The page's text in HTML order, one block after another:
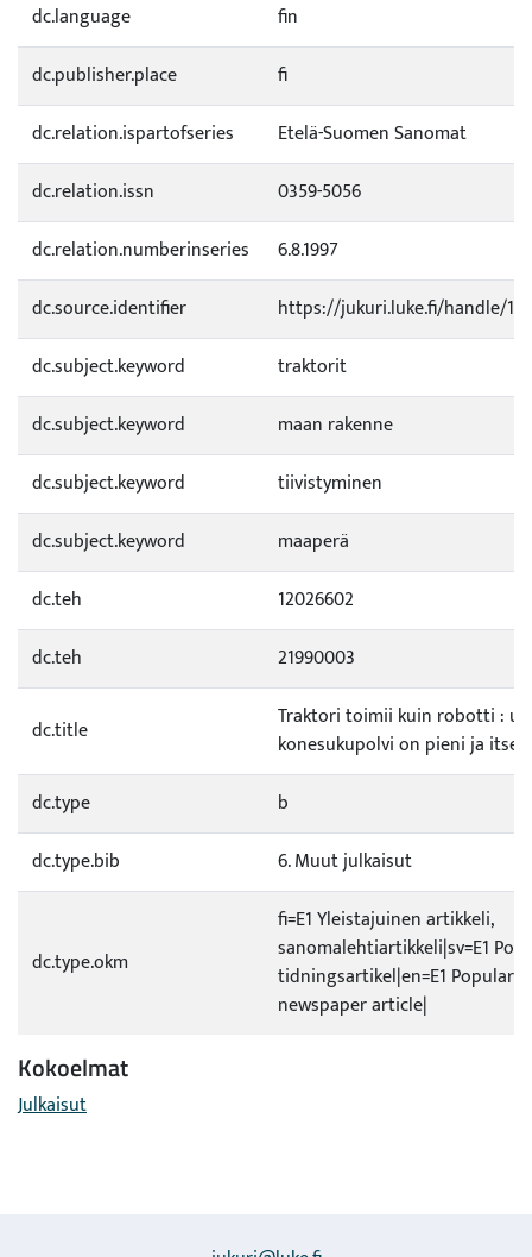
dc.language
fin
dc.publisher.place
fi
dc.relation.ispartofseries
Etelä-Suomen Sanomat
dc.relation.issn
0359-5056
dc.relation.numberinseries
6.8.1997
dc.source.identifier
https://jukuri.luke.fi/handle/
dc.subject.keyword
traktorit
dc.subject.keyword
maan rakenne
dc.subject.keyword
tiivistyminen
dc.subject.keyword
maaperä
dc.teh
12026602
dc.teh
21990003
dc.title
Traktori toimii kuin robotti :
konesukupolvi on pieni ja
dc.type
b
dc.type.bib
6. Muut julkaisut
dc.type.okm
fi=E1 Yleistajuinen artikkeli,
sanomalehtiartikkeli|sv=E1
tidningsartikel|en=E1
newspaper article|
Kokoelmat
Julkaisut